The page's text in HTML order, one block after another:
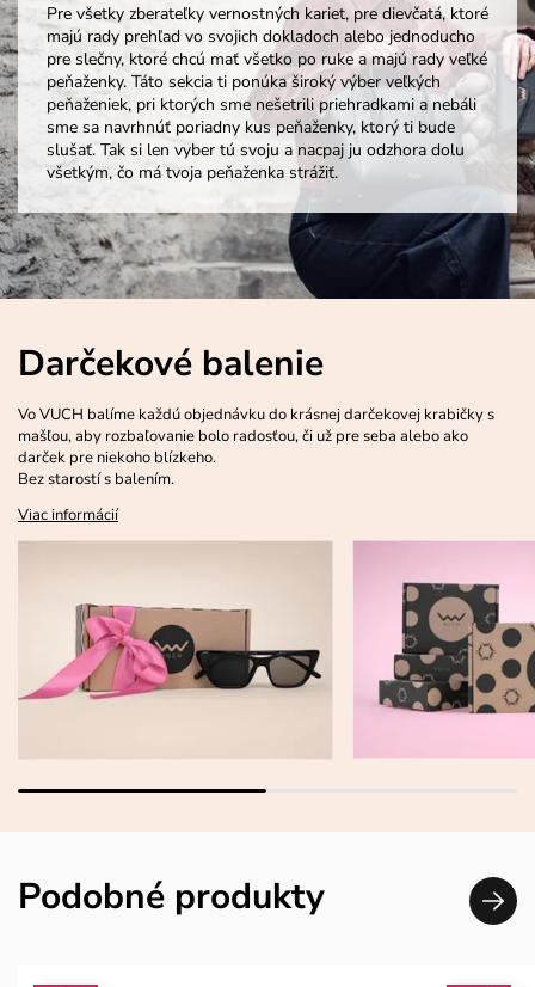
Pre všetky zberateľky vernostných kariet, pre dievčatá, ktoré
majú rady prehľad vo svojich dokladoch alebo jednoducho
pre slečny, ktoré chcú mať všetko po ruke a majú rady veľké
peňaženky. Táto sekcia ti ponúka široký výber veľkých
peňaženiek, pri ktorých sme nešetrili priehradkami a nebáli
sme sa navrhnúť poriadny kus peňaženky, ktorý ti bude
slušať. Tak si len vyber tú svoju a nacpaj ju odzhora dolu
všetkým, čo má tvoja peňaženka strážiť.
Darčekové balenie
Vo VUCH balíme každú objednávku do krásnej darčekovej krabičky s
mašľou, aby rozbaľovanie bolo radosťou, či už pre seba alebo ako
darček pre niekoho blízkeho.
Bez starostí s balením.
Viac informácií
Podobné produkty